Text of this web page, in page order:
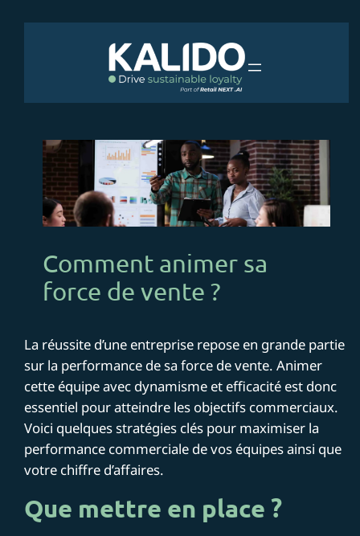
Comment animer sa
force de vente ?
La réussite d’une entreprise repose en grande partie
sur la performance de sa force de vente. Animer
cette équipe avec dynamisme et efficacité est donc
essentiel pour atteindre les objectifs commerciaux.
Voici quelques stratégies clés pour maximiser la
performance commerciale de vos équipes ainsi que
votre chiffre d’affaires.
Que mettre en place ?